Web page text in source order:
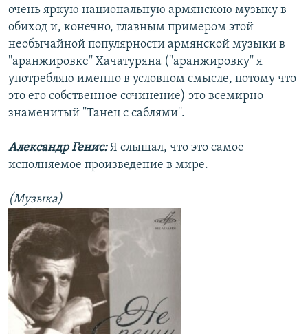
очень яркую национальную армянскою музыку в
обиход и, конечно, главным примером этой
необычайной популярности армянской музыки в
''аранжировке'' Хачатуряна (''аранжировку'' я
употребляю именно в условном смысле, потому что
это его собственное сочинение) это всемирно
знаменитый ''Танец с саблями''.
Александр Генис:Я слышал, что это самое
исполняемое произведение в мире.
(Музыка)